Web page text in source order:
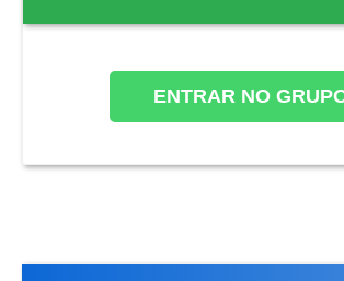
ENTRAR NO